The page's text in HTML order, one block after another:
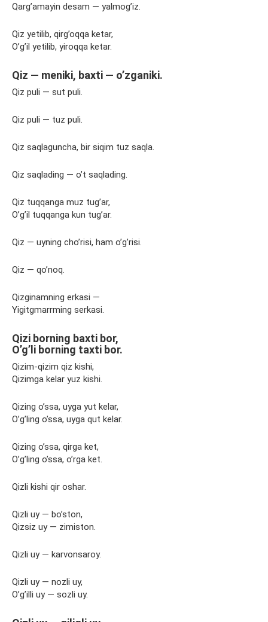
Qarg’amayin desam — yalmog’iz.
Qiz yetilib, qirg’oqqa ketar,
O’g’il yetilib, yiroqqa ketar.
Qiz — meniki, baxti — o’zganiki.
Qiz puli — sut puli.
Qiz puli — tuz puli.
Qiz saqlaguncha, bir siqim tuz saqla.
Qiz saqlading — o’t saqlading.
Qiz tuqqanga muz tug’ar,
O’g’il tuqqanga kun tug’ar.
Qiz — uyning cho’risi, ham o’g’risi.
Qiz — qo’noq.
Qizginamning erkasi —
Yigitgmarrming serkasi.
Qizi borning baxti bor,
O’g’li borning taxti bor.
Qizim-qizim qiz kishi,
Qizimga kelar yuz kishi.
Qizing o’ssa, uyga yut kelar,
O’g’ling o’ssa, uyga qut kelar.
Qizing o’ssa, qirga ket,
O’g’ling o’ssa, o’rga ket.
Qizli kishi qir oshar.
Qizli uy — bo’ston,
Qizsiz uy — zimiston.
Qizli uy — karvonsaroy.
Qizli uy — nozli uy,
O’g’illi uy — sozli uy.